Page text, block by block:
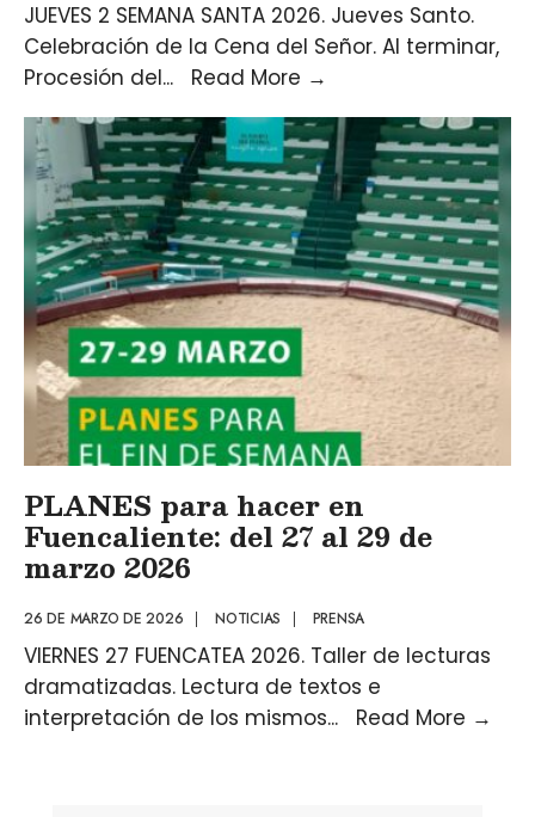
JUEVES 2 SEMANA SANTA 2026. Jueves Santo.
Celebración de la Cena del Señor. Al terminar,
Procesión del... Read More →
PLANES para hacer en
Fuencaliente: del 27 al 29 de
marzo 2026
26 DE MARZO DE 2026 | NOTICIAS | PRENSA
VIERNES 27 FUENCATEA 2026. Taller de lecturas
dramatizadas. Lectura de textos e
interpretación de los mismos... Read More →